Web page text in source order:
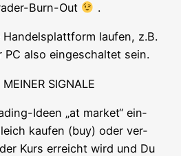
Burn-Out
.
lau­fen, z.B.
PC also ein­ge­schal­tet sein.
SIGNALE
Ideen „at mar­ket“ ein­
kau­fen (buy) oder ver­
Kurs erreicht wird und Du